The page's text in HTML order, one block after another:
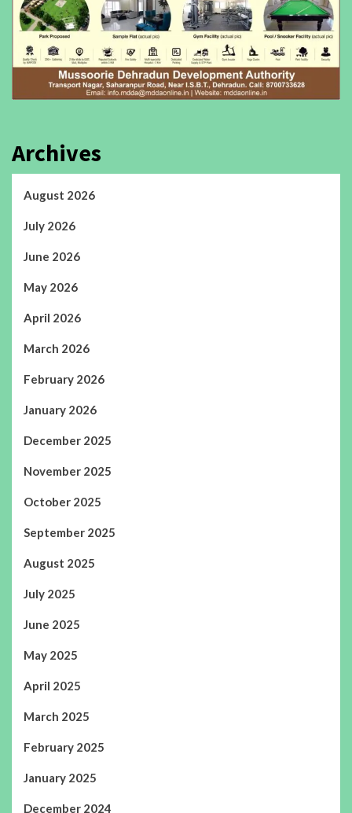
Archives
August 2026
July 2026
June 2026
May 2026
April 2026
March 2026
February 2026
January 2026
December 2025
November 2025
October 2025
September 2025
August 2025
July 2025
June 2025
May 2025
April 2025
March 2025
February 2025
January 2025
December 2024